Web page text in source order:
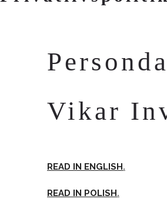
Vikar
READ IN ENGLISH.
READ IN POLISH.